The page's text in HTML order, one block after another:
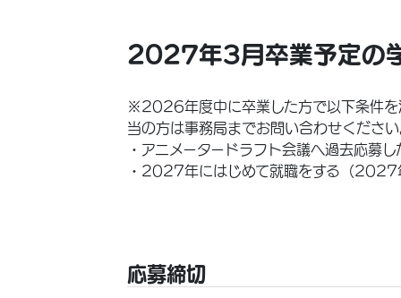
2027年3月卒業予定の
※2026年度中に卒業した方で以下条件を
当の方は事務局までお問い合わせくださ
・アニメータードラフト会議へ過去応募
・2027年にはじめて就職をする（2027
応募締切